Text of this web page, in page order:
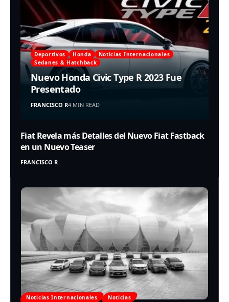
Deportivos Honda
Noticias Internacionales
Sedanes & Hatchback
Nuevo Honda Civic Type R 2023 Fue
Presentado
FRANCISCO R4 MIN READ
Fiat Revela más Detalles del Nuevo Fiat Fastback
en un Nuevo Teaser
FRANCISCO R
Noticias Internacionales Noticias